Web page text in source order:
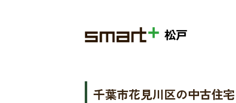
松戸
千葉市花見川区の中古住宅